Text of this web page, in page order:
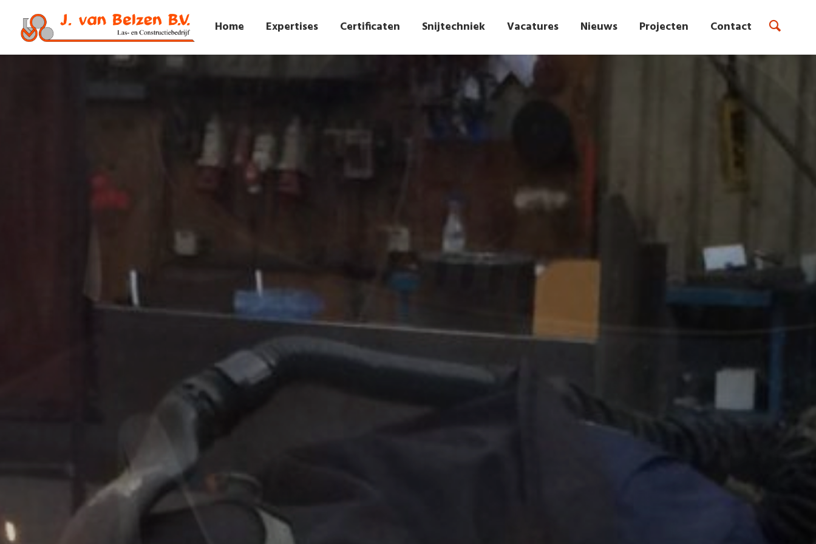
Home Expertises Certificaten Snijtechniek Vacatures Nieuws Projecten Contact